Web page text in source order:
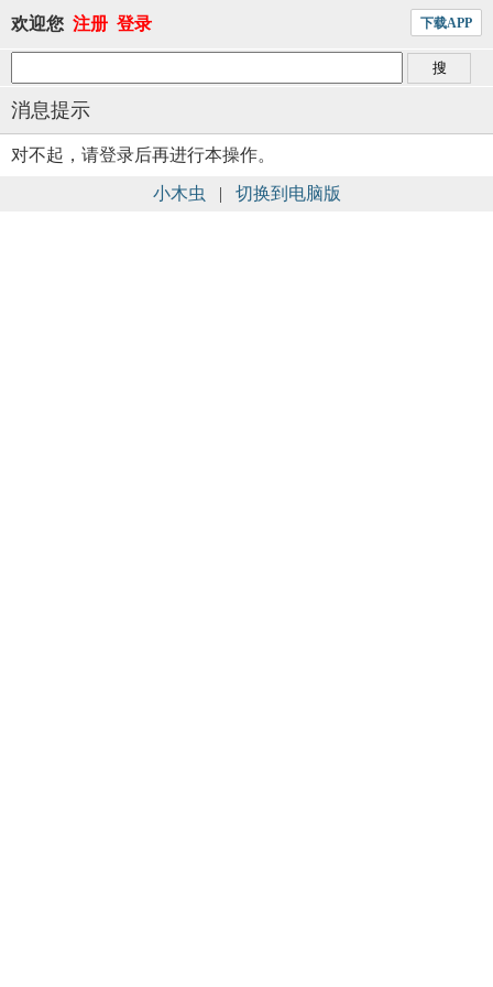
欢迎您 注册 登录 下载APP
消息提示
对不起，请登录后再进行本操作。
小木虫 | 切换到电脑版